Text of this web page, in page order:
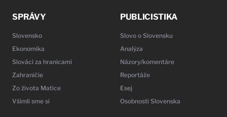
SPRÁVY
Slovensko
Ekonomika
Slováci za hranicami
Zahraničie
Zo života Matice
Všimli sme si
PUBLICISTIKA
Slovo o Slovensku
Analýza
Názory/komentáre
Reportáže
Esej
Osobnosti Slovenska